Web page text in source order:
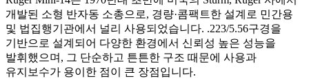
개발된 소형 반자동 소총으로, 경량·콤팩트한 설계로 민간용
및 법집행기관에서 널리 사용되었습니다. .223/5.56구경을
기반으로 설계되어 다양한 환경에서 신뢰성 높은 성능을
발휘했으며, 그 단순하고 튼튼한 구조 때문에 사용과
유지보수가 용이한 점이 큰 장점입니다.